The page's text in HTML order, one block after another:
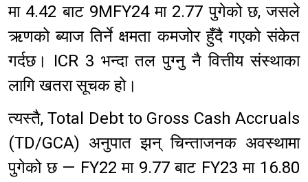
मा 4.42 बाट 9MFY24 मा 2.77 पुगेको छ, जसले
ऋणको ब्याज तिर्ने क्षमता कमजोर हुँदै गएको संकेत
गर्दछ। ICR 3 भन्दा तल पुग्नु नै वित्तीय संस्थाका
लागि खतरा सूचक हो।
त्यस्तै, Total Debt to Gross Cash Accruals
(TD/GCA) अनुपात झन् चिन्ताजनक अवस्थामा
पुगेको छ — FY22 मा 9.77 बाट FY23 मा 16.80